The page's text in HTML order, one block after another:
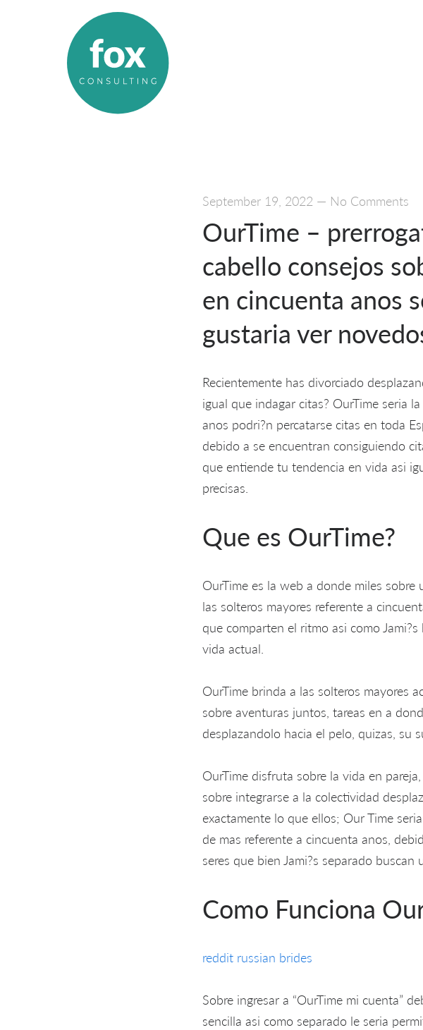
September 19, 2022 — No Comments
OurTime –
cabello consejos
en cincuenta anos
gustaria ver
Recientemente has divorciado
igual que indagar citas? OurTime seri­a
anos podri?n percatarse citas en toda
debido a se encuentran consiguiendo
que entiende tu tendencia en vida asi­
precisas.
Que es OurTime?
OurTime es la web a donde miles
las solteros mayores referente a
que comparten el ritmo asi­ como
vida actual.
OurTime brinda a las solteros mayores
sobre aventuras juntos, tareas en a
desplazandolo hacia el pelo, quizas, su
OurTime disfruta sobre la vida en
sobre integrarse a la colectividad
exactamente lo que ellos; Our Time
de mas referente a cincuenta anos,
seres que bien Jami?s separado buscan
Como Funciona
reddit russian brides
Sobre ingresar a “OurTime mi cuenta”
sencilla asi­ como separado le seri­a